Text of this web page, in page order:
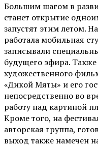
Большим шагом в
станет открытие
запустят этим летом.
работала мобильная
записывали
будущего эфира.
художественного
«Дикой Мяты» и его
непосредственно во
работу над картиной
Кроме того, на
авторская группа,
выход также намечен